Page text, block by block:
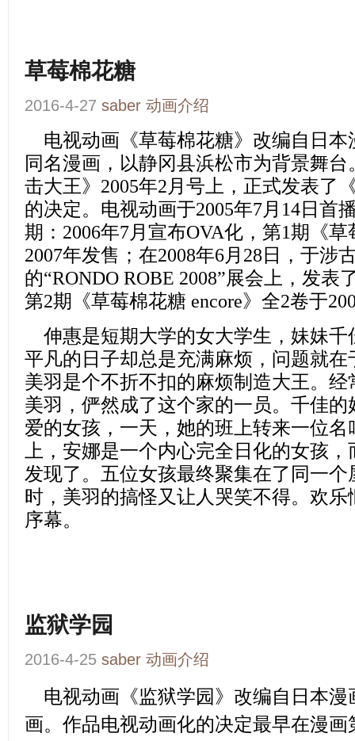
草莓棉花糖
2016-4-27 saber 动画介绍
电视动画 《草莓棉花糖》 改编自日本
同名漫画，以静冈县浜松市为背景舞
击大王》2005年2月号上，正式发表了
的决定。电视动画于2005年7月14日首
期：2006年7月宣布OVA化，第1期《
2007年发售；在2008年6月28日，于涉
的“RONDO ROBE 2008”展会上，发表
第2期《草莓棉花糖 encore》全2卷于
伸惠是短期大学的女大学生，妹妹千
平凡的日子却总是充满麻烦，问题就
美羽是个不折不扣的麻烦制造大王。
美羽，俨然成了这个家的一员。千佳
爱的女孩，一天，她的班上转来一位
上，安娜是一个内心完全日化的女孩
发现了。五位女孩最终聚集在了同一
时，美羽的搞怪又让人哭笑不得。欢
序幕。
监狱学园
2016-4-25 saber 动画介绍
电视动画 《监狱学园》 改编自日本漫
画。作品电视动画化的决定最早在漫画